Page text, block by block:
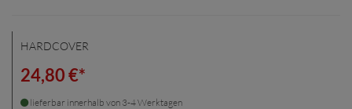
HARDCOVER
24,80 €*
lieferbar innerhalb von 3-4 Werktagen